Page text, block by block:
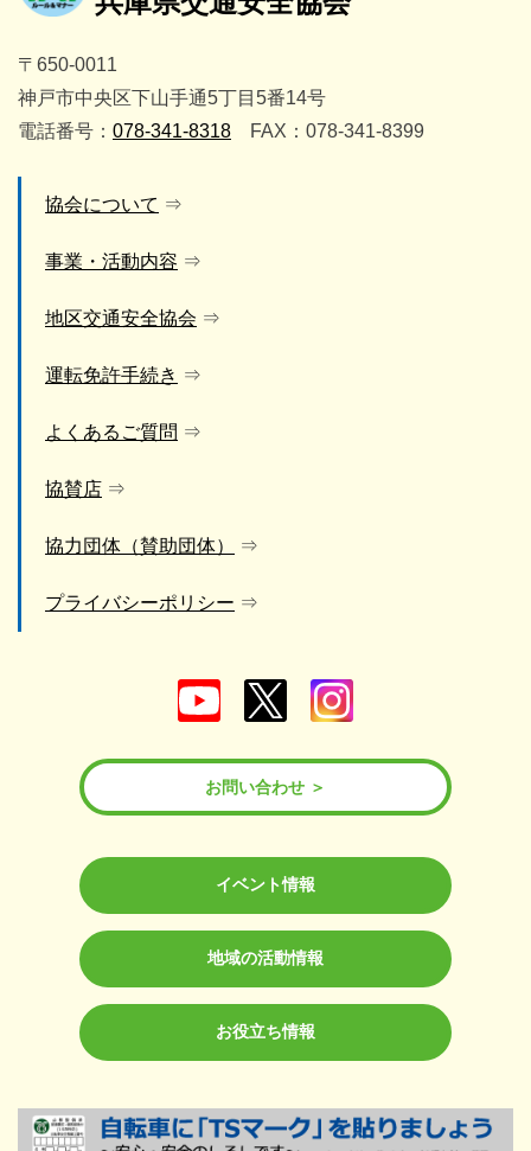
〒650-0011
神戸市中央区下山手通5丁目5番14号
電話番号： 078-341-8318 FAX：078-341-8399
協会について
事業・活動内容
地区交通安全協会
運転免許手続き
よくあるご質問
協賛店
協力団体（賛助団体）
プライバシーポリシー
お問い合わせ
イベント情報
地域の活動情報
お役立ち情報